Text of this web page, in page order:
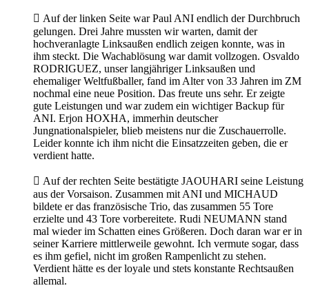
 Auf der linken Seite war Paul ANI endlich der Durchbruch
gelungen. Drei Jahre mussten wir warten, damit der
hochveranlagte Linksaußen endlich zeigen konnte, was in
ihm steckt. Die Wachablösung war damit vollzogen. Osvaldo
RODRIGUEZ, unser langjähriger Linksaußen und
ehemaliger Weltfußballer, fand im Alter von 33 Jahren im ZM
nochmal eine neue Position. Das freute uns sehr. Er zeigte
gute Leistungen und war zudem ein wichtiger Backup für
ANI. Erjon HOXHA, immerhin deutscher
Jungnationalspieler, blieb meistens nur die Zuschauerrolle.
Leider konnte ich ihm nicht die Einsatzzeiten geben, die er
verdient hatte.
 Auf der rechten Seite bestätigte JAOUHARI seine Leistung
aus der Vorsaison. Zusammen mit ANI und MICHAUD
bildete er das französische Trio, das zusammen 55 Tore
erzielte und 43 Tore vorbereitete. Rudi NEUMANN stand
mal wieder im Schatten eines Größeren. Doch daran war er in
seiner Karriere mittlerweile gewohnt. Ich vermute sogar, dass
es ihm gefiel, nicht im großen Rampenlicht zu stehen.
Verdient hätte es der loyale und stets konstante Rechtsaußen
allemal.